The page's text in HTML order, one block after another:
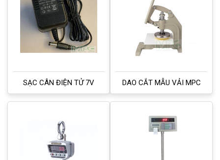
SẠC CÂN ĐIỆN TỬ 7V DAO CẮT MẪU VẢI MPC